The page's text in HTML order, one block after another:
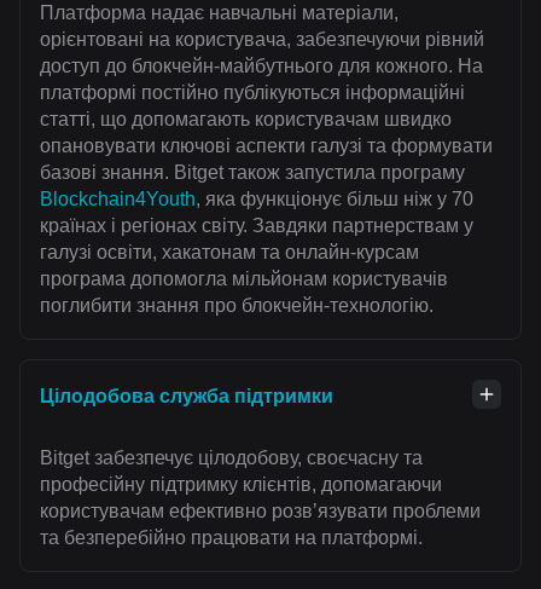
Платформа надає навчальні матеріали,
орієнтовані на користувача, забезпечуючи рівний
доступ до блокчейн-майбутнього для кожного. На
платформі постійно публікуються інформаційні
статті, що допомагають користувачам швидко
опановувати ключові аспекти галузі та формувати
базові знання. Bitget також запустила програму
Blockchain4Youth, яка функціонує більш ніж у 70
країнах і регіонах світу. Завдяки партнерствам у
галузі освіти, хакатонам та онлайн-курсам
програма допомогла мільйонам користувачів
поглибити знання про блокчейн-технологію.
Цілодобова служба підтримки
Bitget забезпечує цілодобову, своєчасну та
професійну підтримку клієнтів, допомагаючи
користувачам ефективно розвʼязувати проблеми
та безперебійно працювати на платформі.